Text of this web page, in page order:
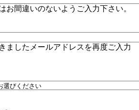
お間違いのないようご入力下さい。
ましたメールアドレスを再度ご入力